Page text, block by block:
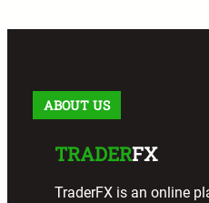
c
ABOUT US
TRADERFX
TraderFX is an online